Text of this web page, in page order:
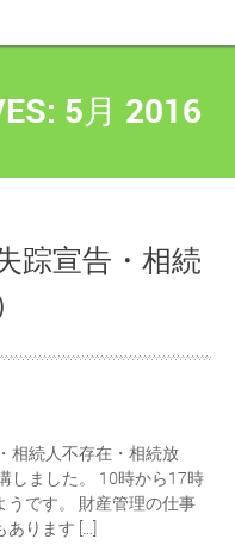
5月 2016
踪宣告・相続
相続人不存在・相続放
しました。 10時から17時
うです。 財産管理の仕事
あります […]